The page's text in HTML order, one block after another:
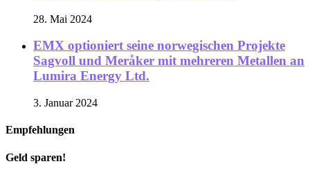
28. Mai 2024
EMX optioniert seine norwegischen Projekte
Sagvoll und Meråker mit mehreren Metallen an
Lumira Energy Ltd.
3. Januar 2024
Empfehlungen
Geld sparen!